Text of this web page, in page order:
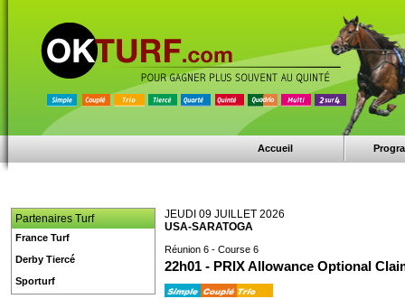
Accueil
JEUDI 09 JUILLET 2026
USA-SARATOGA
Réunion 6 - Course 6
22h01 - PRIX Allowance Optional
Partenaires Turf
France Turf
Derby Tiercé
Sporturf